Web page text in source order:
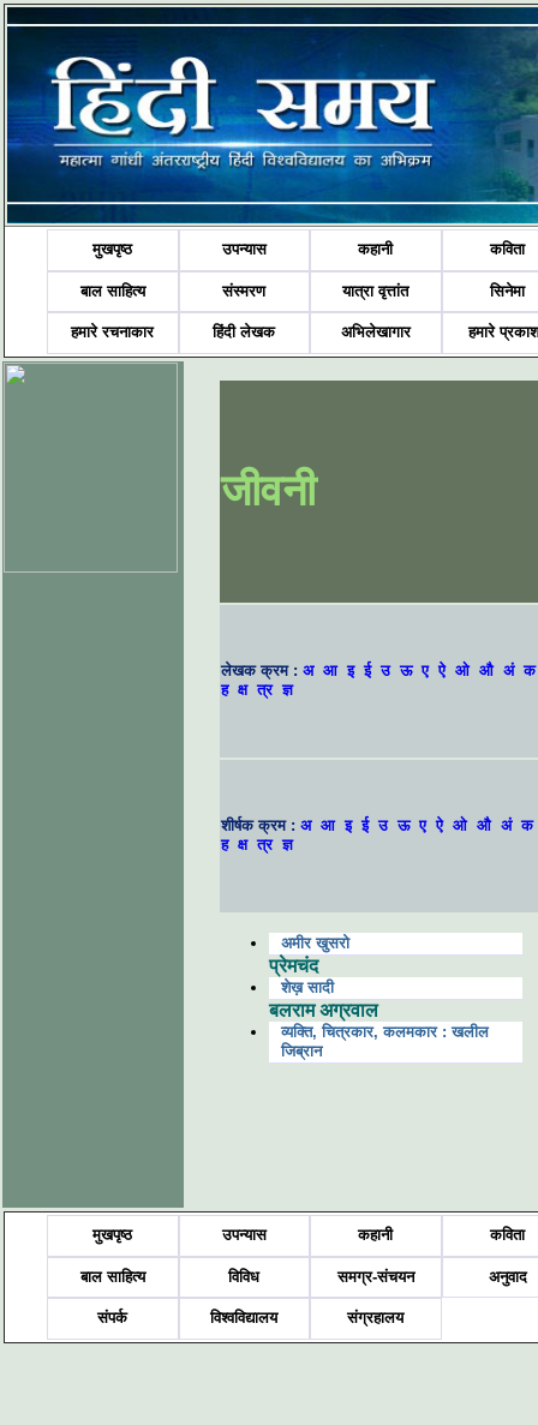
मुखपृष्ठ उपन्यास कहानी कविता
बाल साहित्य संस्मरण यात्रा वृत्तांत सिनेमा
हमारे रचनाकार हिंदी लेखक अभिलेखागार हमारे
जीवनी
लेखक क्रम : अ आ इ ई उ ऊ ए ऐ ओ औ अं क
ह क्ष त्र ज्ञ
शीर्षक क्रम : अ आ इ ई उ ऊ ए ऐ ओ औ अं क
ह क्ष त्र ज्ञ
अमीर खुसरो
प्रेमचंद
शेख़ सादी
बलराम अग्रवाल
व्यक्ति, चित्रकार, कलमकार : खलील
जिब्रान
मुखपृष्ठ उपन्यास कहानी कविता
बाल साहित्य विविध समग्र-संचयन अनुवाद
संपर्क विश्वविद्यालय संग्रहालय